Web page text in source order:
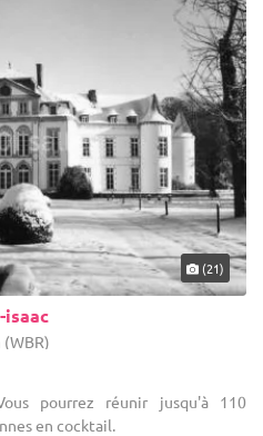
(21)
isaac
pourrez réunir jusqu'à 110
en cocktail.